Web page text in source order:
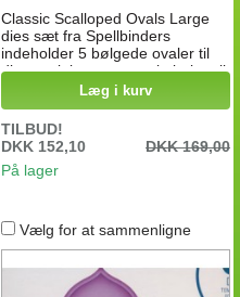
Classic Scalloped Ovals Large
dies sæt fra Spellbinders
indeholder 5 bølgede ovaler til
dine projekter, stanseskabelon til
udstansning i stansemaskiner.
Mål: fra 2,1 cm x 2,9 cm til 7,8
cm x 10 cm
Læg i kurv
TILBUD!
DKK 152,10
DKK 169,00
På lager
Vælg for at sammenligne